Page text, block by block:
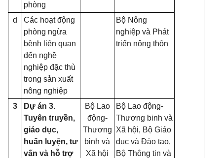
phòng
d
Các hoạt động
phòng ngừa
bệnh liên quan
đến nghề
nghiệp đặc thù
trong sản xuất
nông nghiệp
Bộ Nông
nghiệp và Phát
triển nông thôn
3
Dự án 3.
Tuyên truyền,
giáo dục,
huấn luyện, tư
vấn và hỗ trợ
Bộ Lao
động-
Thương
binh và
Xã hội
Bộ Lao động-
Thương binh và
Xã hội, Bộ Giáo
dục và Đào tạo,
Bộ Thông tin và